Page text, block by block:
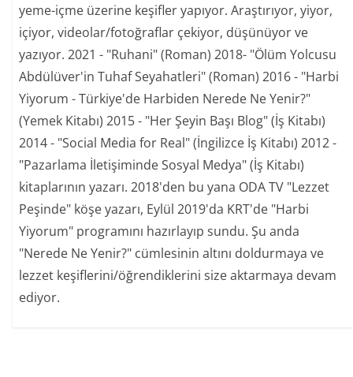
yeme-içme üzerine keşifler yapıyor. Araştırıyor, yiyor,
içiyor, videolar/fotoğraflar çekiyor, düşünüyor ve
yazıyor. 2021 - "Ruhani" (Roman) 2018- "Ölüm Yolcusu
Abdülüver'in Tuhaf Seyahatleri" (Roman) 2016 - "Harbi
Yiyorum - Türkiye'de Harbiden Nerede Ne Yenir?"
(Yemek Kitabı) 2015 - "Her Şeyin Başı Blog" (İş Kitabı)
2014 - "Social Media for Real" (İngilizce İş Kitabı) 2012 -
"Pazarlama İletişiminde Sosyal Medya" (İş Kitabı)
kitaplarının yazarı. 2018'den bu yana ODA TV "Lezzet
Peşinde" köşe yazarı, Eylül 2019'da KRT'de "Harbi
Yiyorum" programını hazırlayıp sundu. Şu anda
"Nerede Ne Yenir?" cümlesinin altını doldurmaya ve
lezzet keşiflerini/öğrendiklerini size aktarmaya devam
ediyor.